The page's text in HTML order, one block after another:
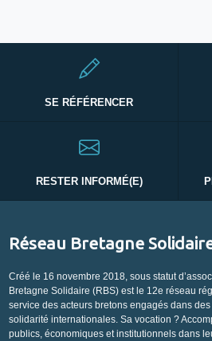
SE RÉFÉRENCER
RESTER INFORMÉ(E)
Réseau Bretagne
Créé le 16 novembre 2018, sous statut
Bretagne Solidaire (RBS) est le 12e réseau
service des acteurs bretons engagés dans
solidarité internationales. Sa vocation ?
publics, économiques et institutionnels dans